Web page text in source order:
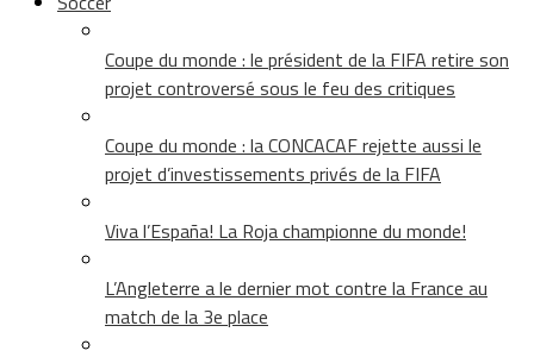
Coupe du monde : le président de la FIFA retire son
projet controversé sous le feu des critiques
Coupe du monde : la CONCACAF rejette aussi le
projet d’investissements privés de la FIFA
Viva l’España! La Roja championne du monde!
L’Angleterre a le dernier mot contre la France au
match de la 3e place